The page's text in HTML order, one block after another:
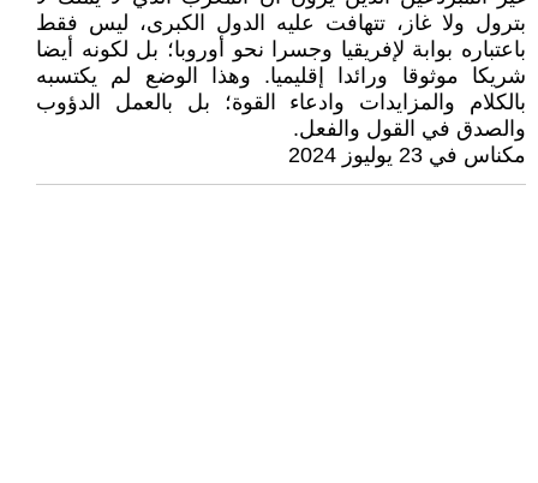
بترول ولا غاز، تتهافت عليه الدول الكبرى، ليس فقط
باعتباره بوابة لإفريقيا وجسرا نحو أوروبا؛ بل لكونه أيضا
شريكا موثوقا ورائدا إقليميا. وهذا الوضع لم يكتسبه
بالكلام والمزايدات وادعاء القوة؛ بل بالعمل الدؤوب
والصدق في القول والفعل.
مكناس في 23 يوليوز 2024